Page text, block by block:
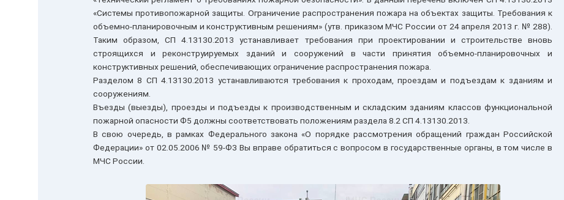
«Системы противопожарной защиты. Ограничение распространения пожара на объектах защиты. Требования к
объемно-планировочным и конструктивным решениям» (утв. приказом МЧС России от 24 апреля 2013 г. № 288).
Таким образом, СП 4.13130.2013 устанавливает требования при проектировании и строительстве вновь
строящихся и реконструируемых зданий и сооружений в части принятия объемно-планировочных и
конструктивных решений, обеспечивающих ограничение распространения пожара.
Разделом 8 СП 4.13130.2013 устанавливаются требования к проходам, проездам и подъездам к зданиям и
сооружениям.
Въезды (выезды), проезды и подъезды к производственным и складским зданиям классов функциональной
пожарной опасности Ф5 должны соответствовать положениям раздела 8.2 СП 4.13130.2013.
В свою очередь, в рамках Федерального закона «О порядке рассмотрения обращений граждан Российской
Федерации» от 02.05.2006 № 59-ФЗ Вы вправе обратиться с вопросом в государственные органы, в том числе в
МЧС России.